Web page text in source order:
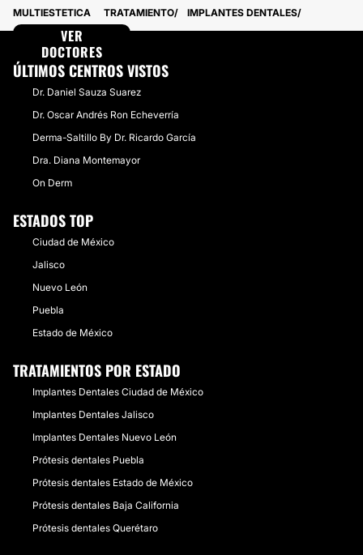
Aguascalientes 2 Doctores · 3 Centros
Baja California 1 Doctores · 4 Centros
Nuevo León
Quintana Roo
Estado de México
VER
DOCTORES
MULTIESTETICA TRATAMIENTO IMPLANTES DENTALES
ÚLTIMOS CENTROS VISTOS
Dr. Daniel Sauza Suarez
Dr. Oscar Andrés Ron Echeverría
Derma-Saltillo By Dr. Ricardo García
Dra. Diana Montemayor
On Derm
ESTADOS TOP
Ciudad de México
Jalisco
Nuevo León
Puebla
Estado de México
TRATAMIENTOS POR ESTADO
Implantes Dentales Ciudad de México
Implantes Dentales Jalisco
Implantes Dentales Nuevo León
Prótesis dentales Puebla
Prótesis dentales Estado de México
Prótesis dentales Baja California
Prótesis dentales Querétaro